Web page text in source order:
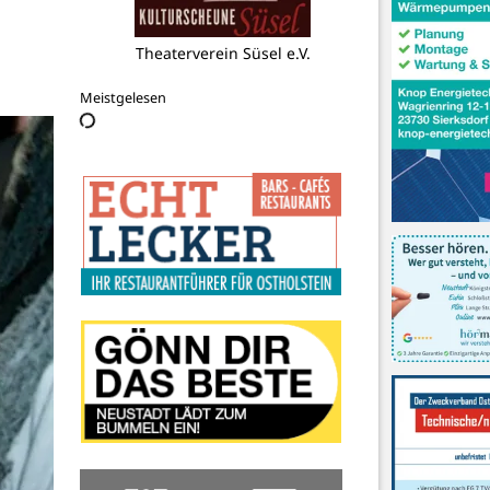
Aqua-Technik Esmann UG & Co. KG
Meistgelesen